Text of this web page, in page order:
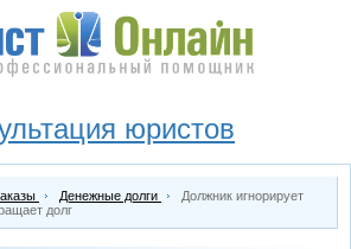
юристов
Денежные долги
Должник игнорирует
долг